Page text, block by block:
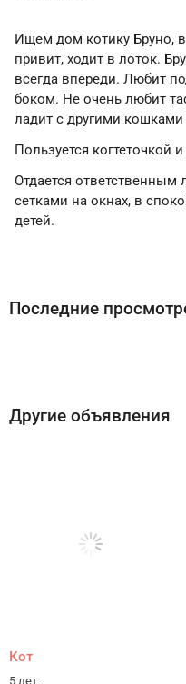
Ищем дом котику Бруно,
привит, ходит в лоток.
всегда впереди. Любит
боком. Не очень любит
ладит с другими
Пользуется когтеточкой
Отдается
сетками на окнах, в
детей.
Последние
Другие объявления
Кот
5 лет